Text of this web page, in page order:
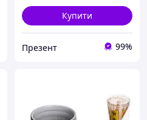
Купити
Презент 99%